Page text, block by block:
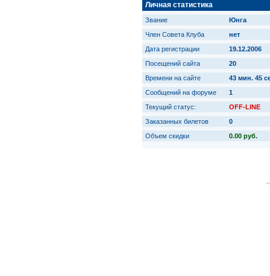
Личная статистика
Звание
Юнга
Член Совета Клуба
нет
Дата регистрации
19.12.2006
Посещений сайта
20
Времени на сайте
43 мин. 45
Сообщений на форуме
1
Текущий статус:
OFF-LINE
Заказанных билетов
0
Объем скидки
0.00 руб.